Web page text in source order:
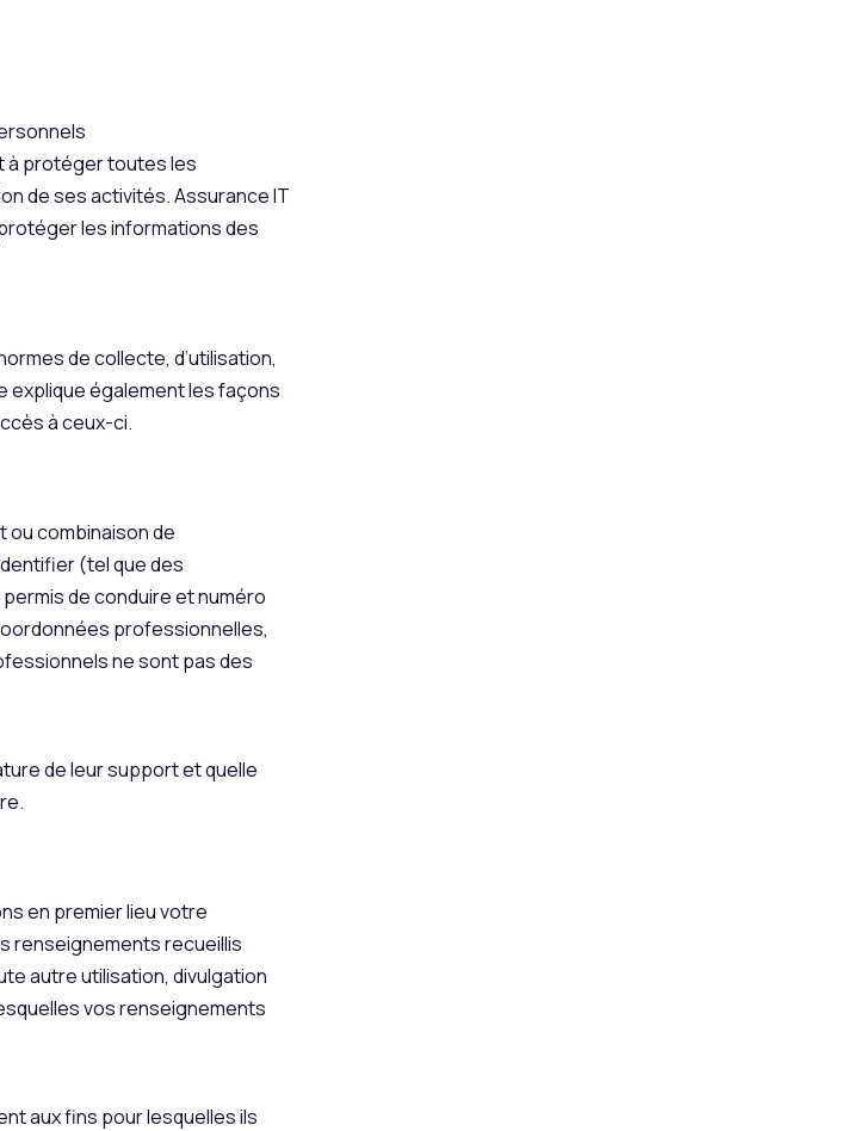
à protéger toutes les
de ses activités. Assurance IT
les informations des
de collecte, d’utilisation,
explique également les façons
à ceux-ci.
combinaison de
(tel que des
de conduire et numéro
professionnelles,
ne sont pas des
de leur support et quelle
en premier lieu votre
renseignements recueillis
autre utilisation, divulgation
vos renseignements
aux fins pour lesquelles ils